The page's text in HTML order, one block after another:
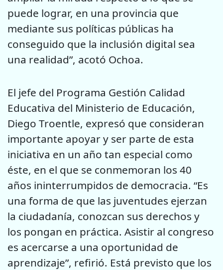
puede lograr, en una provincia que
mediante sus políticas públicas ha
conseguido que la inclusión digital sea
una realidad”, acotó Ochoa.
El jefe del Programa Gestión Calidad
Educativa del Ministerio de Educación,
Diego Troentle, expresó que consideran
importante apoyar y ser parte de esta
iniciativa en un año tan especial como
éste, en el que se conmemoran los 40
años ininterrumpidos de democracia. “Es
una forma de que las juventudes ejerzan
la ciudadanía, conozcan sus derechos y
los pongan en práctica. Asistir al congreso
es acercarse a una oportunidad de
aprendizaje”, refirió. Está previsto que los